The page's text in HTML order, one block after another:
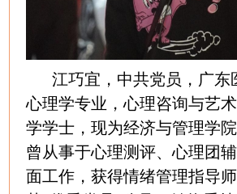
江巧宜，中共党员，广东
心理学专业，心理咨询与艺
学学士，现为经济与管理学院
曾从事于心理测评、心理团
面工作，获得情绪管理指导